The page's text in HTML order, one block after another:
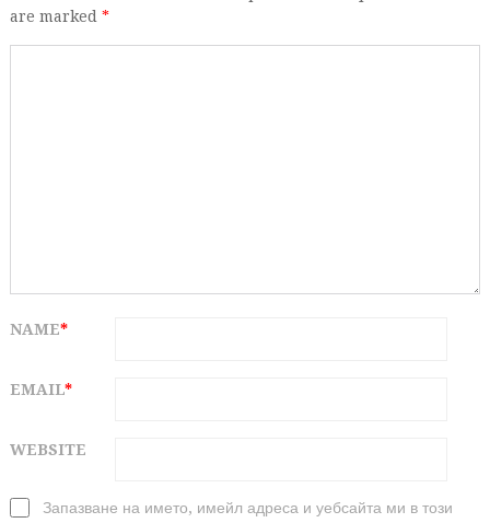
are marked *
NAME*
EMAIL*
WEBSITE
Запазване на името, имейл адреса и уебсайта ми в този